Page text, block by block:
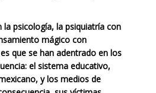
la psicología, la psiquiatría con
mágico con
que se han adentrado en los
el sistema educativo,
y los medios de